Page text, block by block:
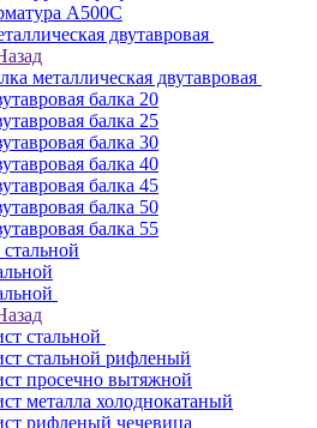
А500С
двутавровая
металлическая двутавровая
балка 20
балка 25
балка 30
балка 40
балка 45
балка 50
балка 55
стальной
стальной рифленый
просечно вытяжной
металла холоднокатаный
рифленый чечевица